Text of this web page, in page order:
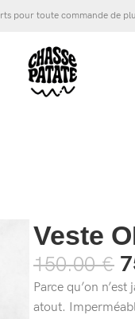
pour toute commande de
Veste
150.00€
Parce qu’on
atout.